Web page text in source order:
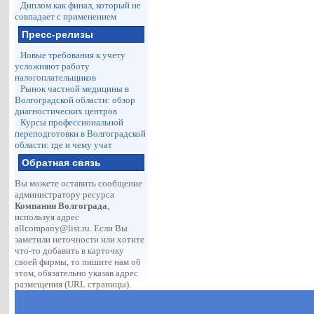
Диплом как финал, который не
совпадает с применением
Пресс-релизы
Новые требования к учету
усложняют работу
налогоплательщиков
Рынок частной медицины в
Волгоградской области: обзор
диагностических центров
Курсы профессиональной
переподготовки в Волгоградской
области: где и чему учат
Обратная связь
Вы можете оставить сообщение
администратору ресурса
Компании Волгограда,
используя адрес
allcompany@list.ru. Если Вы
заметили неточности или хотите
что-то добавить в карточку
своей фирмы, то пишите нам об
этом, обязательно указав адрес
размещения (URL страницы).